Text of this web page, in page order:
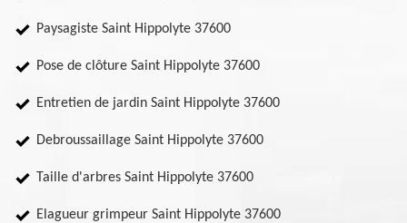
Paysagiste Saint Hippolyte 37600
Pose de clôture Saint Hippolyte 37600
Entretien de jardin Saint Hippolyte 37600
Debroussaillage Saint Hippolyte 37600
Taille d'arbres Saint Hippolyte 37600
Elagueur grimpeur Saint Hippolyte 37600